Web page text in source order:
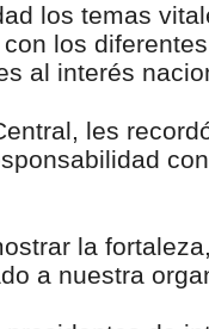
los temas
los
al interés
les
la
a nuestra